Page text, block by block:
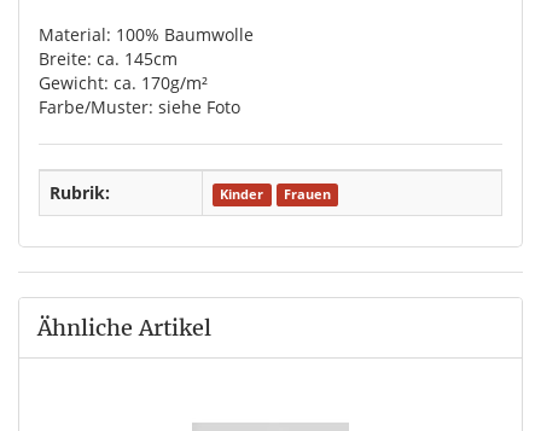
Material: 100% Baumwolle
Breite: ca. 145cm
Gewicht: ca. 170g/m²
Farbe/Muster: siehe Foto
Rubrik: Kinder Frauen
Ähnliche Artikel